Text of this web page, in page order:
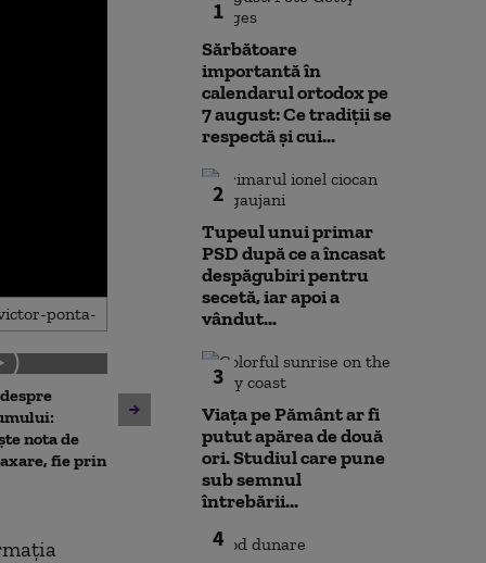
nota de
fie prin
Antrenament cu miză:
pușcașii marini români au
testat vehiculele de asalt
amfibiu AAV-7 alături de
militarii SUA
10 luni de la
Rahova:
așteaptă să
1
Sărbătoare
importantă în
calendarul ortodox pe
7 august: Ce tradiții se
respectă și cui...
2
Tupeul unui primar
PSD după ce a încasat
despăgubiri pentru
secetă, iar apoi a
vândut...
3
Viața pe Pământ ar fi
putut apărea de două
ori. Studiul care pune
sub semnul
întrebării...
4